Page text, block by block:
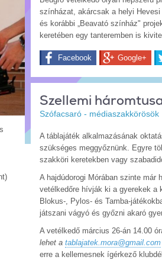
színházat, akárcsak a helyi Hevesi
és korábbi „Beavató színház"
keretében egy tanteremben is
Facebook Google+
Szellemi
Szófacsaró - médiaszakkörösök
A táblajáték alkalmazásának
szükséges meggyőznünk. Egyre
szakköri keretekben vagy
A hajdúdorogi Mórában szinte már
vetélkedőre hívják ki a gyerekek a
Blokus-, Pylos- és Tamba-
játszani vágyó és győzni akaró
A vetélkedő március 26-án 14.00
lehet a tablajatek.mora@gmail.com
erre a kellemesnek ígérkező